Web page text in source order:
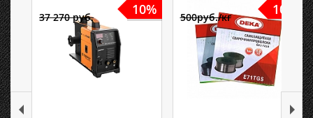
10%
37 270 руб. 10%
500руб./кг